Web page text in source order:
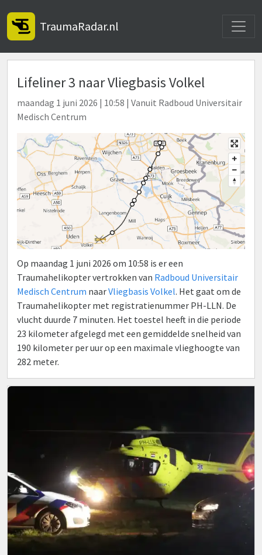
TraumaRadar.nl
Lifeliner 3 naar Vliegbasis Volkel
maandag 1 juni 2026 | 10:58 | Vanuit Radboud Universitair
Medisch Centrum
Op maandag 1 juni 2026 om 10:58 is er een
Traumahelikopter vertrokken van Radboud Universitair
Medisch Centrum naarVliegbasis Volkel. Het gaat om de
Traumahelikopter met registratienummer PH-LLN. De
vlucht duurde 7 minuten. Het toestel heeft in die periode
23 kilometer afgelegd met een gemiddelde snelheid van
190 kilometer per uur op een maximale vlieghoogte van
282 meter.